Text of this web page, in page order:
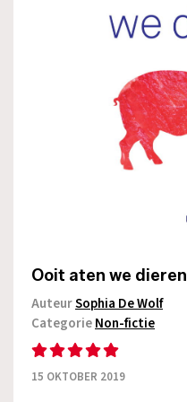
Ooit aten we dieren
AuteurSophia De Wolf
CategorieNon-fictie
15 OKTOBER 2019